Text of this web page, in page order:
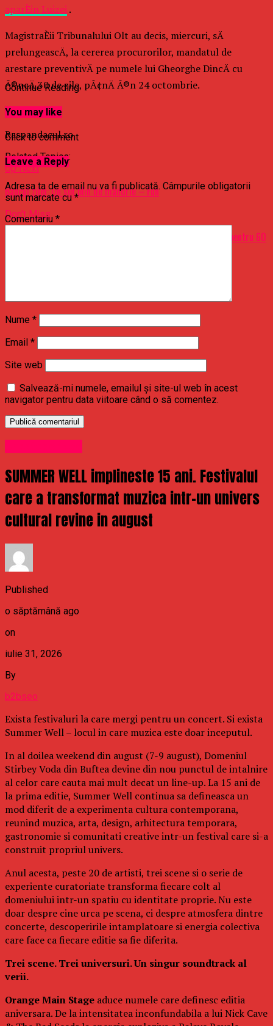
aparÈin Luizei.
MagistraÈii Tribunalului Olt au decis, miercuri, sÄ
prelungeascÄ, la cererea procurorilor, mandatul de
arestare preventivÄ pe numele lui Gheorghe DincÄ cu
Ã®ncÄ 30 de zile, pÃ¢nÄ Ã®n 24 octombrie.
Â
Raspandacul.ro
Related Topics:
Up Next
​Bancul zilei: Un soț plin de mândrie – Fun
Don't Miss
Probleme în lanţ pentru Kevin Hart: Actorul, dat în judecată pentru 60
Continue Reading
You may like
Click to comment
Leave a Reply
Adresa ta de email nu va fi publicată. Câmpurile obligatorii
sunt marcate cu*
Comentariu *
Nume *
Email *
Site web
Salvează-mi numele, emailul și site-ul web în acest
navigator pentru data viitoare când o să comentez.
SUMMER WELL implineste 15 ani. Festivalul
care a transformat muzica intr-un univers
cultural revine in august
Published
o săptămână ago
on
iulie 31, 2026
By
b2bseo
Exista festivaluri la care mergi pentru un concert. Si exista
Summer Well – locul in care muzica este doar inceputul.
In al doilea weekend din august (7-9 august), Domeniul
Stirbey Voda din Buftea devine din nou punctul de intalnire
al celor care cauta mai mult decat un line-up. La 15 ani de
la prima editie, Summer Well continua sa defineasca un
mod diferit de a experimenta cultura contemporana,
reunind muzica, arta, design, arhitectura temporara,
gastronomie si comunitati creative intr-un festival care si-a
construit propriul univers.
Anul acesta, peste 20 de artisti, trei scene si o serie de
experiente curatoriate transforma fiecare colt al
domeniului intr-un spatiu cu identitate proprie. Nu este
doar despre cine urca pe scena, ci despre atmosfera dintre
concerte, descoperirile intamplatoare si energia colectiva
care face ca fiecare editie sa fie diferita.
Trei scene. Trei universuri. Un singur soundtrack al
verii.
Orange Main Stage aduce numele care definesc editia
aniversara. De la intensitatea inconfundabila a lui Nick Cave